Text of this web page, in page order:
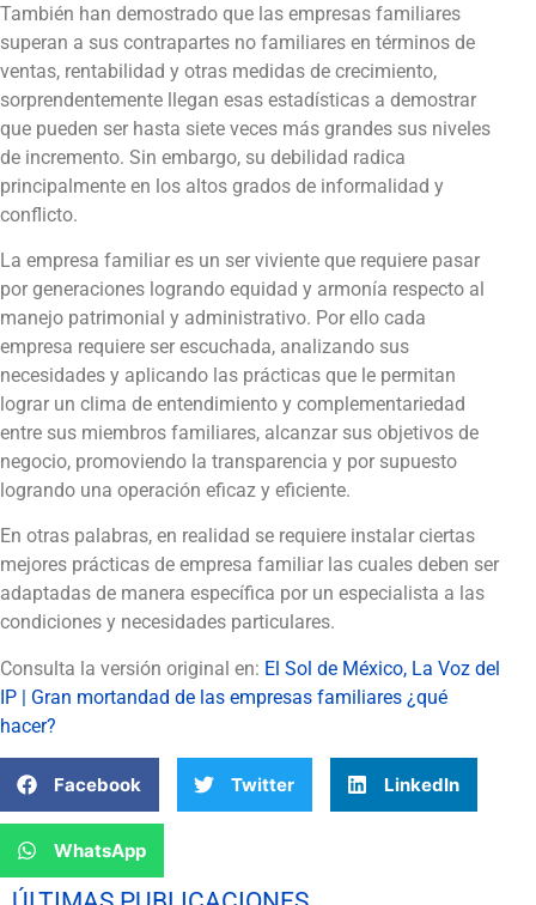
También han demostrado que las empresas familiares
superan a sus contrapartes no familiares en términos de
ventas, rentabilidad y otras medidas de crecimiento,
sorprendentemente llegan esas estadísticas a demostrar
que pueden ser hasta siete veces más grandes sus niveles
de incremento. Sin embargo, su debilidad radica
principalmente en los altos grados de informalidad y
conflicto.
La empresa familiar es un ser viviente que requiere pasar
por generaciones logrando equidad y armonía respecto al
manejo patrimonial y administrativo. Por ello cada
empresa requiere ser escuchada, analizando sus
necesidades y aplicando las prácticas que le permitan
lograr un clima de entendimiento y complementariedad
entre sus miembros familiares, alcanzar sus objetivos de
negocio, promoviendo la transparencia y por supuesto
logrando una operación eficaz y eficiente.
En otras palabras, en realidad se requiere instalar ciertas
mejores prácticas de empresa familiar las cuales deben ser
adaptadas de manera específica por un especialista a las
condiciones y necesidades particulares.
Consulta la versión original en: El Sol de México, La Voz del
IP | Gran mortandad de las empresas familiares ¿qué
hacer?
Facebook Twitter LinkedIn
WhatsApp